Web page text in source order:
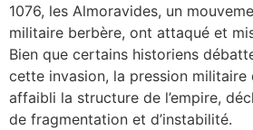
1076, les Almoravides, un
militaire berbère, ont attaqué et
Bien que certains historiens
cette invasion, la pression militaire
affaibli la structure de l’empire,
de fragmentation et d’instabilité.